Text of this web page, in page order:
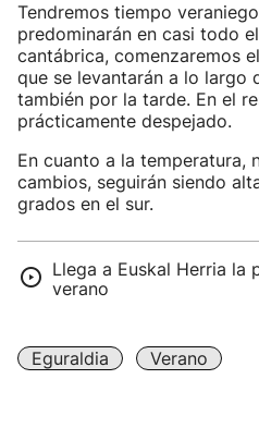
Tendremos tiempo
predominarán en casi todo
cantábrica, comenzaremos
que se levantarán a lo largo
también por la tarde. En el
prácticamente despejado.
En cuanto a la temperatura,
cambios, seguirán siendo
grados en el sur.
Llega a Euskal Herria la
verano
Eguraldia Verano